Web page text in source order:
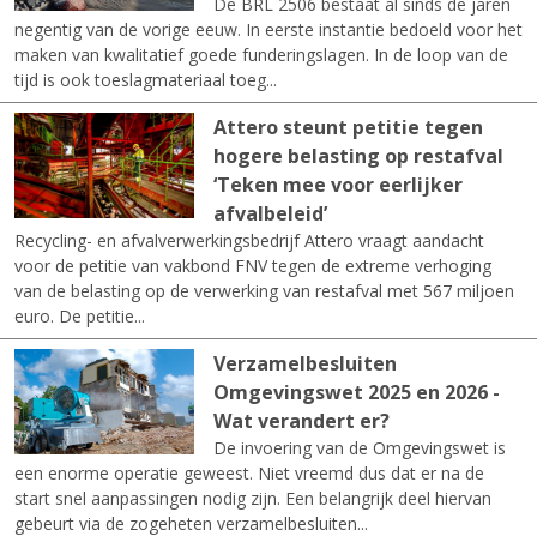
negentig van de vorige eeuw. In eerste instantie bedoeld voor het
maken van kwalitatief goede funderingslagen. In de loop van de
tijd is ook toeslagmateriaal toeg...
Attero steunt petitie tegen
hogere belasting op restafval
‘Teken mee voor eerlijker
afvalbeleid’
Recycling- en afvalverwerkingsbedrijf Attero vraagt aandacht
voor de petitie van vakbond FNV tegen de extreme verhoging
van de belasting op de verwerking van restafval met 567 miljoen
euro. De petitie...
Verzamelbesluiten
Omgevingswet 2025 en 2026 -
Wat verandert er?
De invoering van de Omgevingswet is
een enorme operatie geweest. Niet vreemd dus dat er na de
start snel aanpassingen nodig zijn. Een belangrijk deel hiervan
gebeurt via de zogeheten verzamelbesluiten...